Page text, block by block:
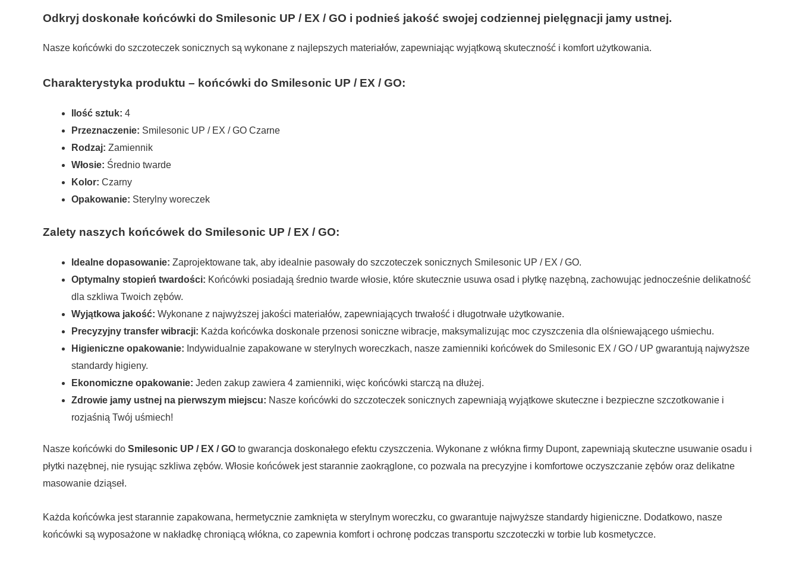
Odkryj doskonałe końcówki do Smilesonic UP / EX / GO i podnieś jakość swojej codziennej pielęgnacji jamy ustnej.
Nasze końcówki do szczoteczek sonicznych są wykonane z najlepszych materiałów, zapewniając wyjątkową skuteczność i komfort użytkowania.
Charakterystyka produktu – końcówki do Smilesonic UP / EX / GO:
Ilość sztuk: 4
Przeznaczenie: Smilesonic UP / EX / GO Czarne
Rodzaj: Zamiennik
Włosie: Średnio twarde
Kolor: Czarny
Opakowanie: Sterylny woreczek
Zalety naszych końcówek do Smilesonic UP / EX / GO:
Idealne dopasowanie: Zaprojektowane tak, aby idealnie pasowały do szczoteczek sonicznych Smilesonic UP / EX / GO.
Optymalny stopień twardości: Końcówki posiadają średnio twarde włosie, które skutecznie usuwa osad i płytkę nazębną, zachowując jednocześnie delikatność
dla szkliwa Twoich zębów.
Wyjątkowa jakość: Wykonane z najwyższej jakości materiałów, zapewniających trwałość i długotrwałe użytkowanie.
Precyzyjny transfer wibracji: Każda końcówka doskonale przenosi soniczne wibracje, maksymalizując moc czyszczenia dla olśniewającego uśmiechu.
Higieniczne opakowanie: Indywidualnie zapakowane w sterylnych woreczkach, nasze zamienniki końcówek do Smilesonic EX / GO / UP gwarantują najwyższe
standardy higieny.
Ekonomiczne opakowanie: Jeden zakup zawiera 4 zamienniki, więc końcówki starczą na dłużej.
Zdrowie jamy ustnej na pierwszym miejscu: Nasze końcówki do szczoteczek sonicznych zapewniają wyjątkowe skuteczne i bezpieczne szczotkowanie i
rozjaśnią Twój uśmiech!
Nasze końcówki do Smilesonic UP / EX / GO to gwarancja doskonałego efektu czyszczenia. Wykonane z włókna firmy Dupont, zapewniają skuteczne usuwanie osadu i
płytki nazębnej, nie rysując szkliwa zębów. Włosie końcówek jest starannie zaokrąglone, co pozwala na precyzyjne i komfortowe oczyszczanie zębów oraz delikatne
masowanie dziąseł.
Każda końcówka jest starannie zapakowana, hermetycznie zamknięta w sterylnym woreczku, co gwarantuje najwyższe standardy higieniczne. Dodatkowo, nasze
końcówki są wyposażone w nakładkę chroniącą włókna, co zapewnia komfort i ochronę podczas transportu szczoteczki w torbie lub kosmetyczce.